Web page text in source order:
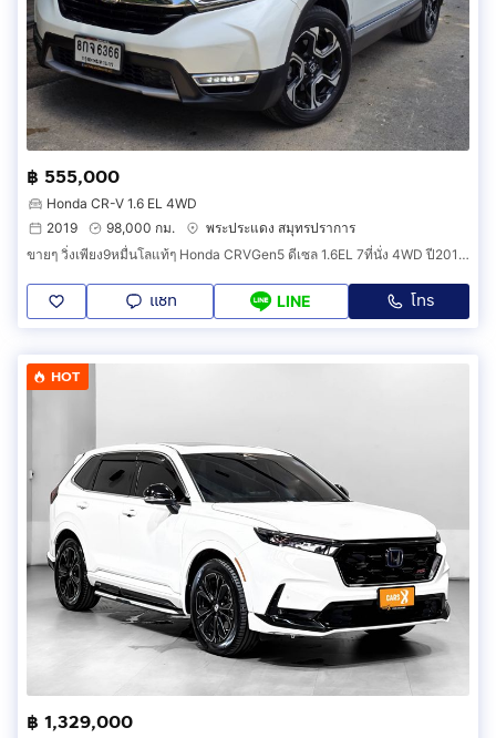
฿ 555,000
Honda CR-V 1.6 EL 4WD
2019
98,000 กม.
พระประแดง สมุทรปราการ
ขายๆ วิ่งเพียง9หมื่นโลแท้ๆ Honda CRVGen5 ดีเซล 1.6EL 7ที่นั่ง 4WD ปี2019 รถเทริน์ออกรถใหม่ป้ายแดง
แชท LINE โทร
HOT
฿ 1,329,000